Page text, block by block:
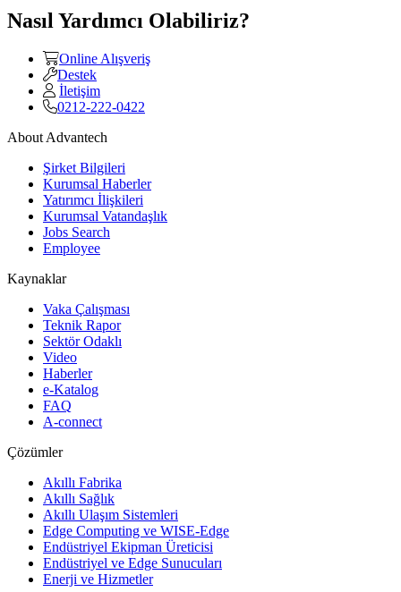
Nasıl Yardımcı Olabiliriz?
Online Alışveriş
Destek
İletişim
0212-222-0422
About Advantech
Şirket Bilgileri
Kurumsal Haberler
Yatırımcı İlişkileri
Kurumsal Vatandaşlık
Jobs Search
Employee
Kaynaklar
Vaka Çalışması
Teknik Rapor
Sektör Odaklı
Video
Haberler
e-Katalog
FAQ
A-connect
Çözümler
Akıllı Fabrika
Akıllı Sağlık
Akıllı Ulaşım Sistemleri
Edge Computing ve WISE-Edge
Endüstriyel Ekipman Üreticisi
Endüstriyel ve Edge Sunucuları
Enerji ve Hizmetler